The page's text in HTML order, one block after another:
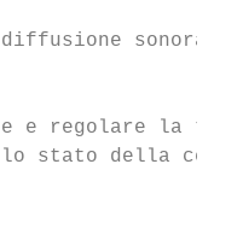
sonora
e
lo stato della